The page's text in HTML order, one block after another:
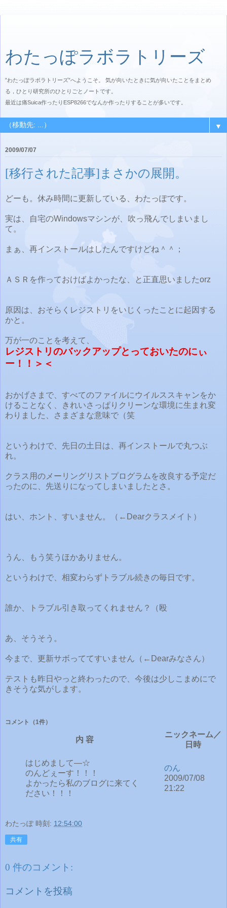
わたっぽラボラトリーズ
”わたっぽラボラトリーズ”へようこそ。 気が向いたときに気が向いたことをまとめ
る，ひとり研究所のひとりごとノートです。
最近は痛Suica作ったりESP8266でなんか作ったりすることが多いです。
▼
2009/07/07
[移行された記事]まさかの展開。
どーも。休み時間に更新している、わたっぽです。
実は、自宅のWindowsマシンが、吹っ飛んでしまいまし
て。
まぁ、再インストールはしたんですけどね＾＾；
ＡＳＲを作っておけばよかったな、と正直思いましたorz
原因は、おそらくレジストリをいじくったことに起因する
かと。
万が一のことを考えて、
レジストリのバックアップとっておいたのにぃ
ー！！＞＜
おかげさまで、すべてのファイルにウイルススキャンをか
けることなく、きれいさっぱりクリーンな環境に生まれ変
わりました、さまざまな意味で（笑
というわけで、先日の土日は、再インストールで丸つぶ
れ。
クラス用のメーリングリストプログラムを改良する予定だ
ったのに、先送りになってしまいましたとさ。
はい、ホント、すいません。（←Dearクラスメイト）
うん、もう笑うほかありません。
というわけで、相変わらずトラブル続きの毎日です。
誰か、トラブル引き取ってくれません？（殴
あ、そうそう。
今まで、更新サボっててすいません（←Dearみなさん）
テストも昨日やっと終わったので、今後は少しこまめにで
きそうな気がします。
コメント （1件）
内 容
ニックネーム／
日時
はじめまして―☆
のんどぇーす！！！
よかったら私のブログに来てく
ださい！！！
のん
2009/07/08
21:22
わたっぽ 時刻: 12:54:00
共有
0 件のコメント:
コメントを投稿